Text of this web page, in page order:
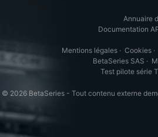
Annuaire
Documentation
Mentions légales · Cookies ·
BetaSeries SAS ·
Test pilote série
© 2026 BetaSeries - Tout contenu externe